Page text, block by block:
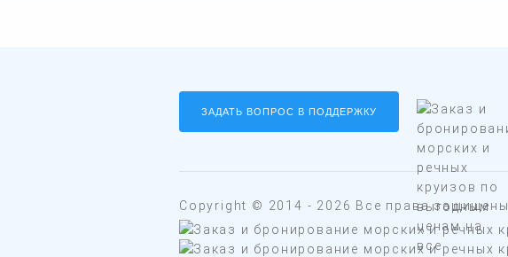
ЗАДАТЬ ВОПРОС В ПОДДЕРЖКУ
Copyright © 2014 - 2026 Все права защищены.